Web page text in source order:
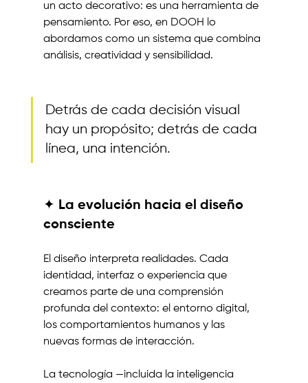
un acto decorativo: es una herramienta de
pensamiento. Por eso, en DOOH lo
abordamos como un sistema que combina
análisis, creatividad y sensibilidad.
Detrás de cada decisión visual
hay un propósito; detrás de cada
línea, una intención.
✦ La evolución hacia el diseño
consciente
El diseño interpreta realidades. Cada
identidad, interfaz o experiencia que
creamos parte de una comprensión
profunda del contexto: el entorno digital,
los comportamientos humanos y las
nuevas formas de interacción.
La tecnología —incluida la inteligencia